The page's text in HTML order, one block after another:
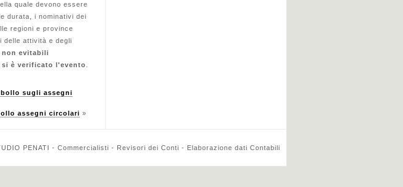
quale devono essere
durata, i nominativi dei
regioni e province
delle attività e degli
non evitabili
è verificato l'evento
bollo sugli assegni
assegni circolari »
PENATI - Commercialisti - Revisori dei Conti - Elaborazione dati Contabili